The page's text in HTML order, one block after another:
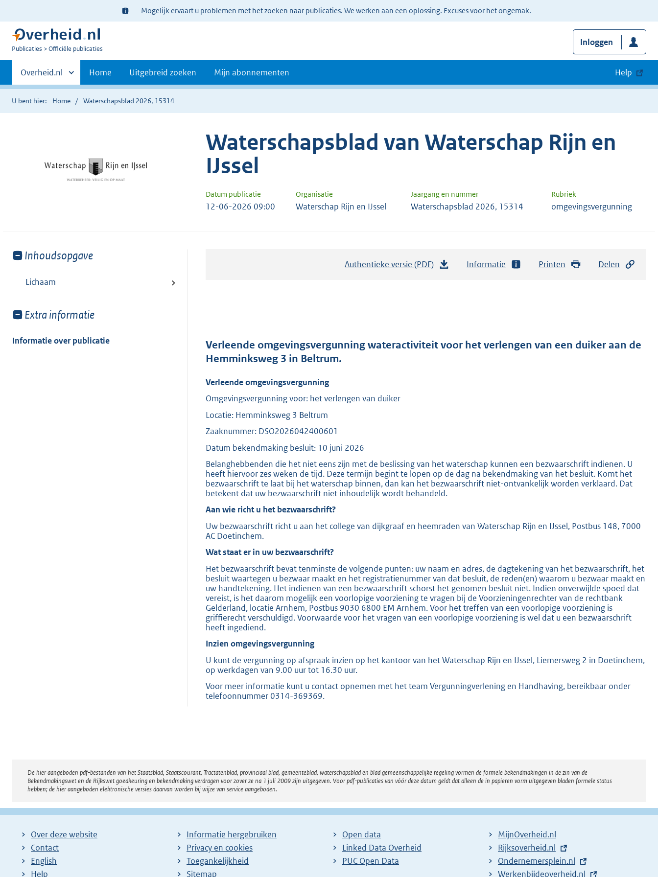
Ter
informatie:
Mogelijk ervaart u problemen met het zoeken naar publicaties. We werken aan een oplossing. Excuses voor het ongemak.
U
Publicaties Officiële publicaties
Inloggen
Primaire
navigatie
Andere
sites
binnen
Overheid.nl Home Uitgebreid zoeken Mijn abonnementen Help
U bent hier: Home Waterschapsblad 2026, 15314
Waterschapsblad van Waterschap Rijn en
IJssel
Datum publicatie Organisatie Jaargang en nummer Rubriek
12-06-2026 09:00 Waterschap Rijn en IJssel Waterschapsblad 2026, 15314 omgevingsvergunning
Toon
van:
Inhoudsopgave
Lichaam
Toon
van:
Extra informatie
Informatie over publicatie
Authentieke versie (PDF)
d
:
2
0
b
Informatie Printen Delen
Verleende omgevingsvergunning wateractiviteit voor het verlengen van een duiker aan de
Hemminksweg 3 in Beltrum.
Verleende omgevingsvergunning
Omgevingsvergunning voor: het verlengen van duiker
Locatie: Hemminksweg 3 Beltrum
Zaaknummer: DSO2026042400601
Datum bekendmaking besluit: 10 juni 2026
Belanghebbenden die het niet eens zijn met de beslissing van het waterschap kunnen een bezwaarschrift indienen. U
heeft hiervoor zes weken de tijd. Deze termijn begint te lopen op de dag na bekendmaking van het besluit. Komt het
bezwaarschrift te laat bij het waterschap binnen, dan kan het bezwaarschrift niet-ontvankelijk worden verklaard. Dat
betekent dat uw bezwaarschrift niet inhoudelijk wordt behandeld.
Aan wie richt u het bezwaarschrift?
Uw bezwaarschrift richt u aan het college van dijkgraaf en heemraden van Waterschap Rijn en IJssel, Postbus 148, 7000
AC Doetinchem.
Wat staat er in uw bezwaarschrift?
Het bezwaarschrift bevat tenminste de volgende punten: uw naam en adres, de dagtekening van het bezwaarschrift, het
besluit waartegen u bezwaar maakt en het registratienummer van dat besluit, de reden(en) waarom u bezwaar maakt en
uw handtekening. Het indienen van een bezwaarschrift schorst het genomen besluit niet. Indien onverwijlde spoed dat
vereist, is het daarom mogelijk een voorlopige voorziening te vragen bij de Voorzieningenrechter van de rechtbank
Gelderland, locatie Arnhem, Postbus 9030 6800 EM Arnhem. Voor het treffen van een voorlopige voorziening is
griffierecht verschuldigd. Voorwaarde voor het vragen van een voorlopige voorziening is wel dat u een bezwaarschrift
heeft ingediend.
Inzien omgevingsvergunning
U kunt de vergunning op afspraak inzien op het kantoor van het Waterschap Rijn en IJssel, Liemersweg 2 in Doetinchem,
op werkdagen van 9.00 uur tot 16.30 uur.
Voor meer informatie kunt u contact opnemen met het team Vergunningverlening en Handhaving, bereikbaar onder
telefoonnummer 0314-369369.
Disclaimer
De hier aangeboden pdf-bestanden van het Staatsblad, Staatscourant, Tractatenblad, provinciaal blad, gemeenteblad, waterschapsblad en blad gemeenschappelijke regeling vormen de formele bekendmakingen in de zin van de
Bekendmakingswet en de Rijkswet goedkeuring en bekendmaking verdragen voor zover ze na 1 juli 2009 zijn uitgegeven. Voor pdf-publicaties van vóór deze datum geldt dat alleen de in papieren vorm uitgegeven bladen formele status
hebben; de hier aangeboden elektronische versies daarvan worden bij wijze van service aangeboden.
Over deze website
Contact
English
Help
Informatie hergebruiken
Privacy en cookies
Toegankelijkheid
Sitemap
Open data
Linked Data Overheid
PUC Open Data
MijnOverheid.nl
E
x
t
Rijksoverheid.nl
E
x
Ondernemersplein.nl
E
Werkenbijdeoverheid.nl